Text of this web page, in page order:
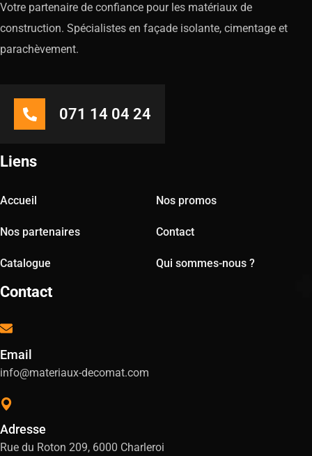
Votre partenaire de confiance pour les matériaux de
construction. Spécialistes en façade isolante, cimentage et
parachèvement.
071 14 04 24
Liens
Accueil Nos promos
Nos partenaires Contact
Catalogue Qui sommes-nous ?
Contact
Email
info@materiaux-decomat.com
Adresse
Rue du Roton 209, 6000 Charleroi